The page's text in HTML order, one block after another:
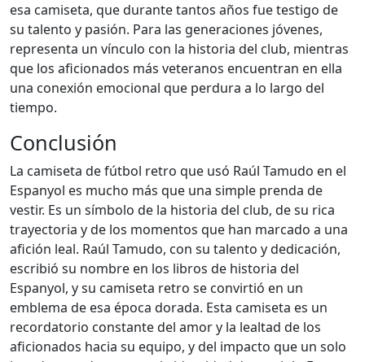
esa camiseta, que durante tantos años fue testigo de
su talento y pasión. Para las generaciones jóvenes,
representa un vínculo con la historia del club, mientras
que los aficionados más veteranos encuentran en ella
una conexión emocional que perdura a lo largo del
tiempo.
Conclusión
La camiseta de fútbol retro que usó Raúl Tamudo en el
Espanyol es mucho más que una simple prenda de
vestir. Es un símbolo de la historia del club, de su rica
trayectoria y de los momentos que han marcado a una
afición leal. Raúl Tamudo, con su talento y dedicación,
escribió su nombre en los libros de historia del
Espanyol, y su camiseta retro se convirtió en un
emblema de esa época dorada. Esta camiseta es un
recordatorio constante del amor y la lealtad de los
aficionados hacia su equipo, y del impacto que un solo